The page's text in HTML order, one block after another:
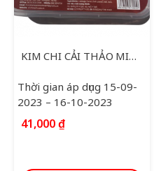
KIM CHI CẢI THẢO MINH MẠNH 500G
Thời gian áp dụng 15-09-
2023 – 16-10-2023
41,000₫